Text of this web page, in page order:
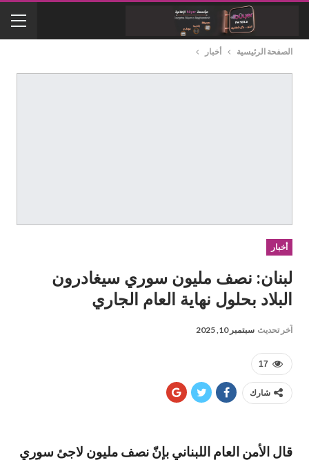
الصفحة الرئيسية أخبار
أخبار
لبنان: نصف مليون سوري سيغادرون
البلاد بحلول نهاية العام الجاري
آخر تحديث سبتمبر 10, 2025
17
شارك
قال الأمن العام اللبناني بإنّ نصف مليون لاجئ سوري